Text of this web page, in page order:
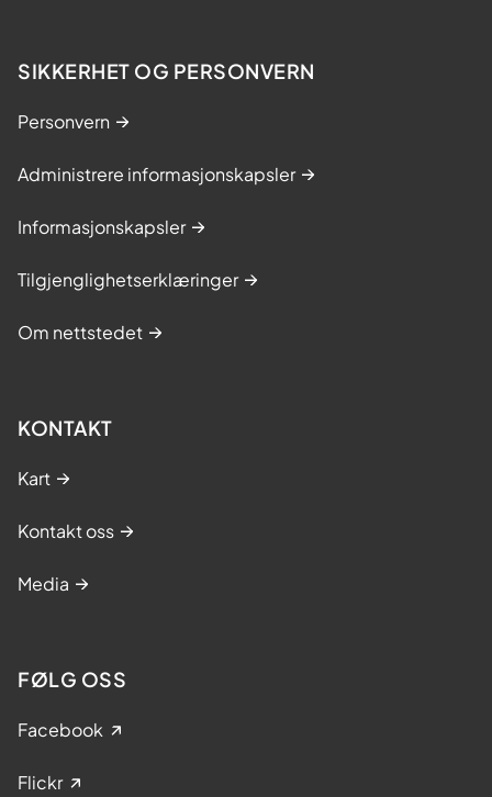
SIKKERHET OG PERSONVERN
Personvern
Administrere informasjonskapsler
Informasjonskapsler
Tilgjenglighetserklæringer
Om nettstedet
KONTAKT
Kart
Kontakt oss
Media
FØLG OSS
Facebook
Flickr